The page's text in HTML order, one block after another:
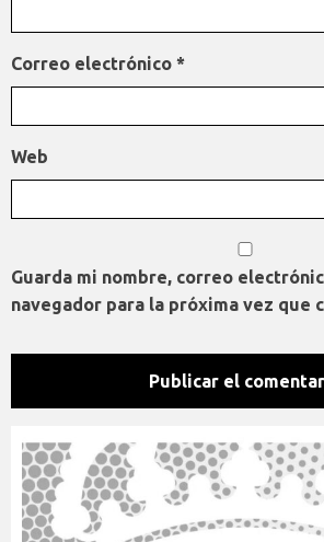
Correo electrónico *
Web
Guarda mi nombre, correo
navegador para la próxima vez que